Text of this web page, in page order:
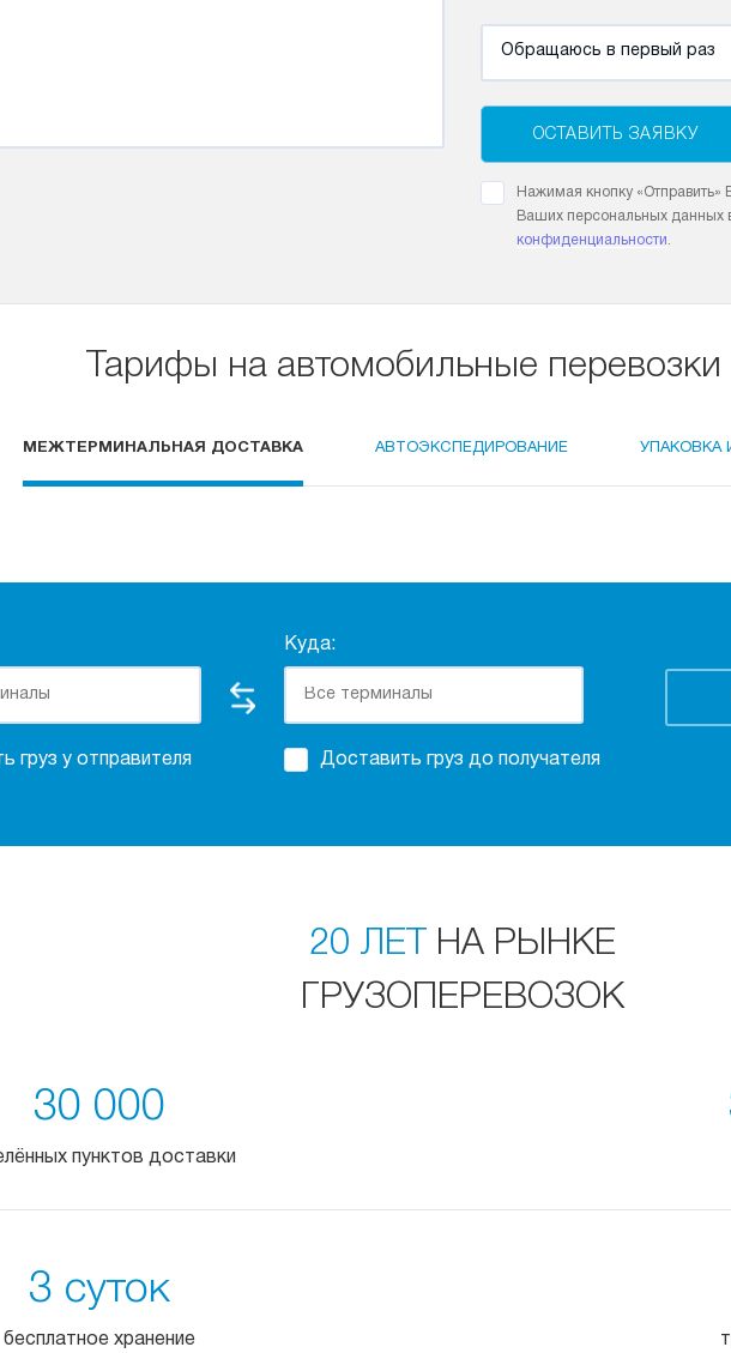
Обращаюсь в первый раз
ОСТАВИТЬ ЗАЯВКУ
Нажимая кнопку «Отправить»
Ваших персональных данных
конфиденциальности
Тарифы на автомобильные перевозки
МЕЖТЕРМИНАЛЬНАЯ ДОСТАВКА АВТОЭКСПЕДИРОВАНИЕ УПАКОВКА
груз у отправителя
Куда:
Доставить груз до получателя
20 ЛЕТ
НА РЫНКЕ
ГРУЗОПЕРЕВОЗОК
30 000
пунктов доставки
3 суток
бесплатное хранение